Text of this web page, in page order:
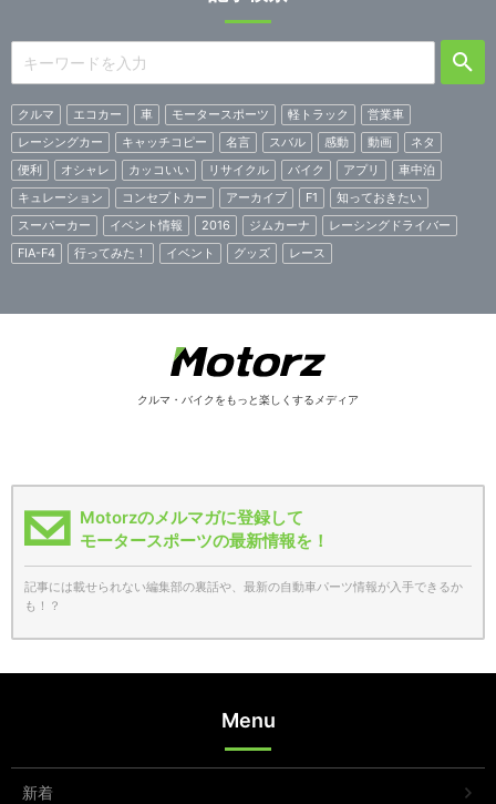
クルマ エコカー 車 モータースポーツ 軽トラック
営業車
レーシングカー
キャッチコピー 名言 スバル 感動 動画
ネタ
便利
オシャレ カッコいい リサイクル バイク アプリ
車中泊
キュレーション
コンセプトカー アーカイブ F1
知っておきたい
スーパーカー
イベント情報 2016 ジムカーナ
レーシングドライバー
FIA-F4
行ってみた！ イベント グッズ レース
クルマ・バイクをもっと楽しくするメディア
Motorzのメルマガに登録して
モータースポーツの最新情報を！
記事には載せられない編集部の裏話や、最新の自動車パーツ情報が入手できるか
も！？
Menu
新着